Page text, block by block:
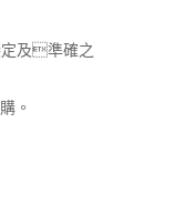
定及準確之
。